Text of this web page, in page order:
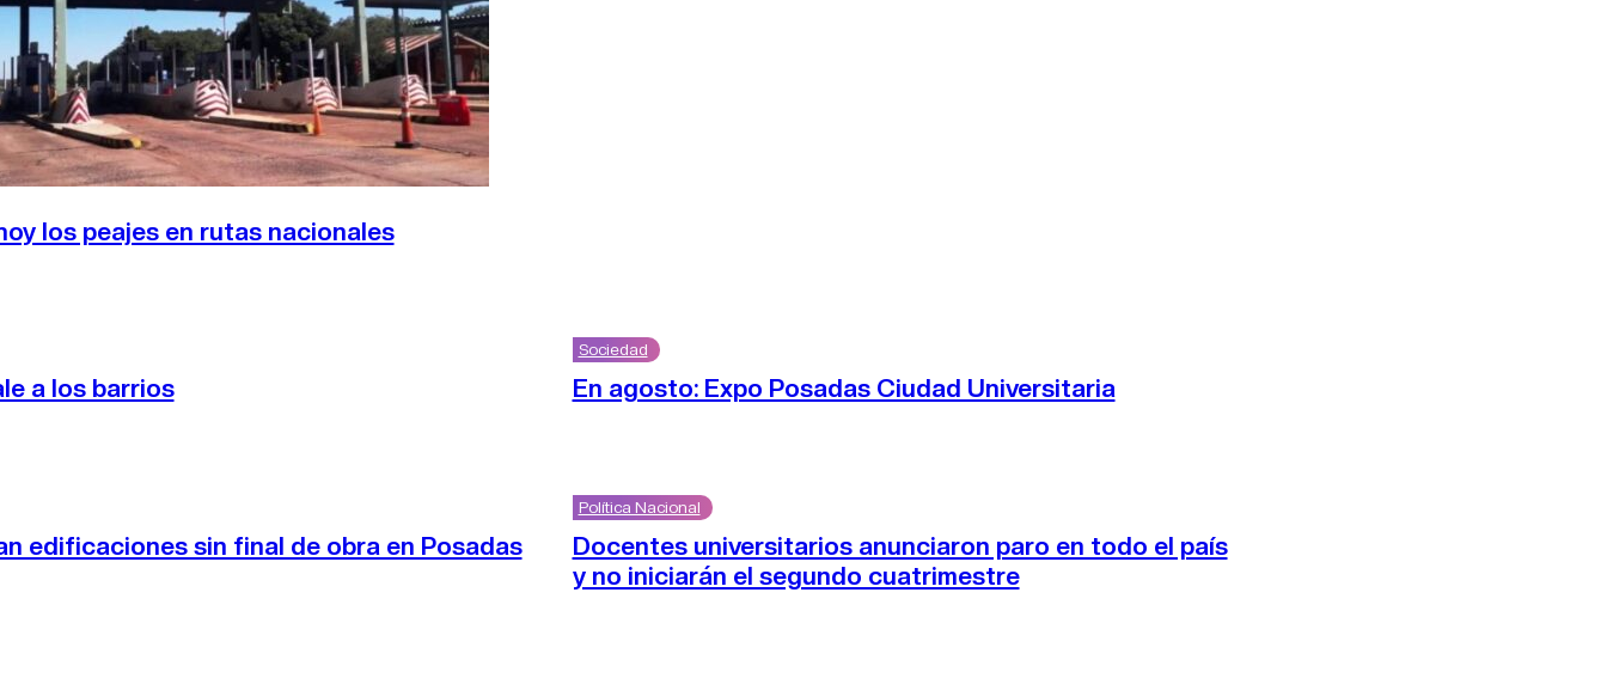
los peajes en rutas nacionales
a los barrios
Sociedad
En agosto: Expo Posadas Ciudad Universitaria
edificaciones sin final de obra en Posadas
Política Nacional
Docentes universitarios anunciaron paro en todo el país
y no iniciarán el segundo cuatrimestre